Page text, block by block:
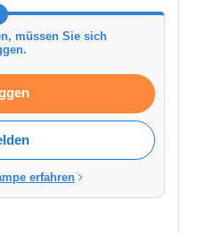
müssen Sie sich
erfahren